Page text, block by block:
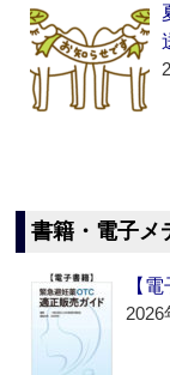
書籍・電子メ
【
2026